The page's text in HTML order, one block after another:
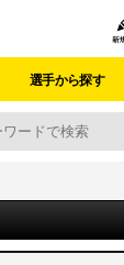
選手から探す